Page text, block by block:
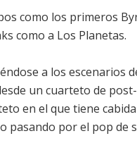
como los primeros
como a Los Planetas.
a los escenarios
un cuarteto de
en el que tiene
pasando por el pop de